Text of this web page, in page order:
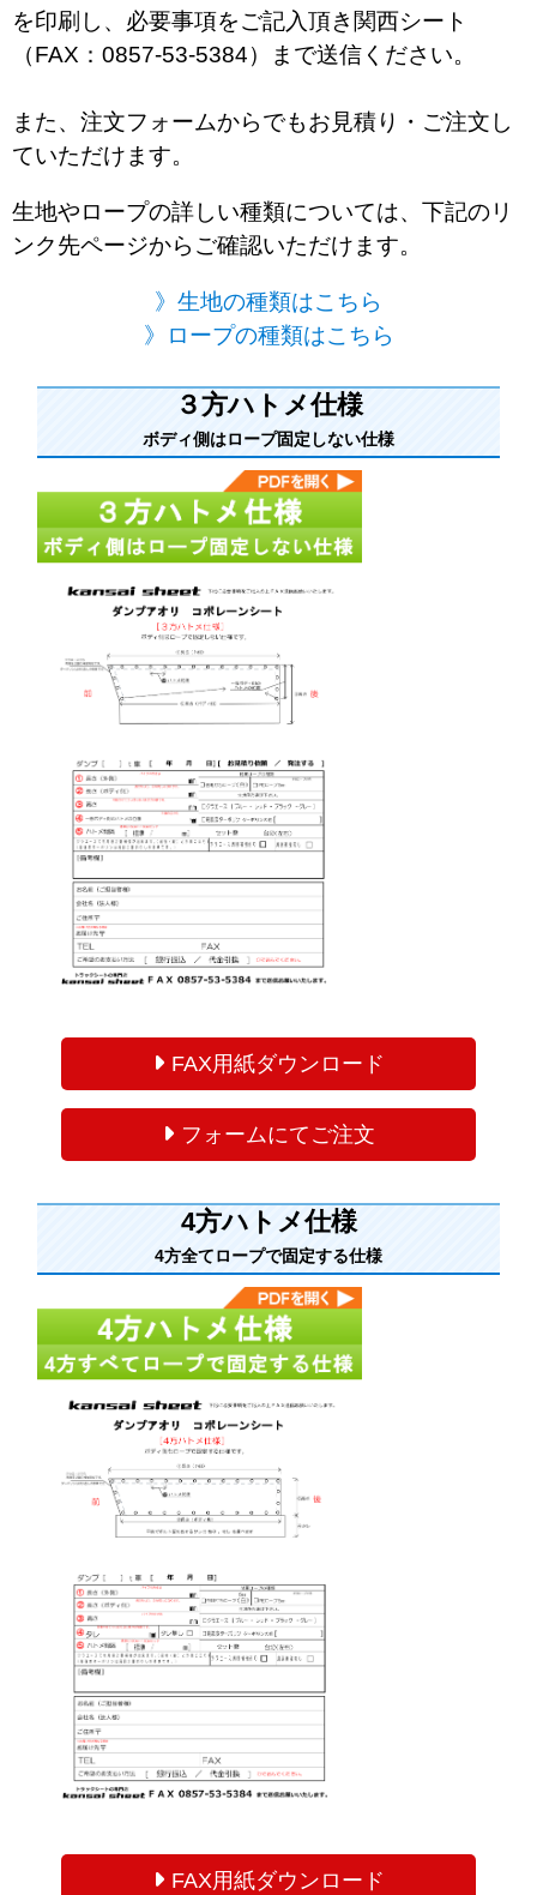
を印刷し、必要事項をご記入頂き関西シート
（FAX：0857-53-5384）まで送信ください。
また、注文フォームからでもお見積り・ご注文し
ていただけます。
生地やロープの詳しい種類については、下記のリ
ンク先ページからご確認いただけます。
》生地の種類はこちら
》ロープの種類はこちら
３方ハトメ仕様
ボディ側はロープ固定しない仕様
FAX用紙ダウンロード
フォームにてご注文
4方ハトメ仕様
4方全てロープで固定する仕様
FAX用紙ダウンロード